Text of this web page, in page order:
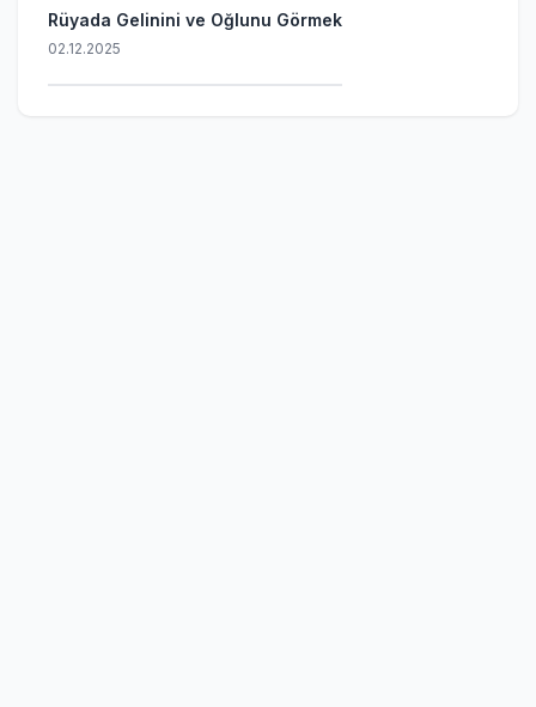
Rüyada Gelinini ve Oğlunu Görmek
02.12.2025